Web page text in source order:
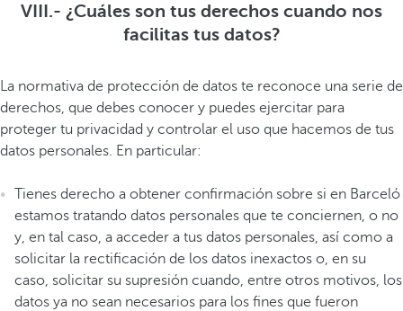
VIII.- ¿Cuáles son tus derechos cuando nos
facilitas tus datos?
La normativa de protección de datos te reconoce una serie de
derechos, que debes conocer y puedes ejercitar para
proteger tu privacidad y controlar el uso que hacemos de tus
datos personales. En particular:
Tienes derecho a obtener confirmación sobre si en Barceló
estamos tratando datos personales que te conciernen, o no
y, en tal caso, a acceder a tus datos personales, así como a
solicitar la rectificación de los datos inexactos o, en su
caso, solicitar su supresión cuando, entre otros motivos, los
datos ya no sean necesarios para los fines que fueron